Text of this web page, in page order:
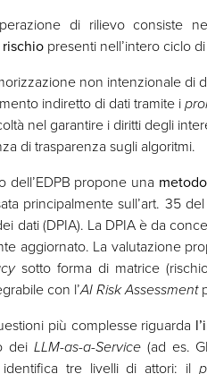
di rilievo consiste
presenti nell’intero ciclo
non intenzionale di
indiretto di dati tramite i
nel garantire i diritti degli
di trasparenza sugli algoritmi.
dell’EDPB propone una
principalmente sull’art. 35
dati (DPIA). La DPIA è da
aggiornato. La valutazione
sotto forma di matrice
con l’AI Risk Assessment
più complesse riguarda
dei LLM-as-a-Service(ad es.
tre livelli di attori: il